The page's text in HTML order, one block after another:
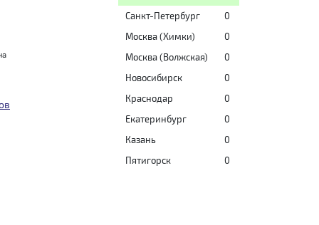
Санкт-Петербург
0
Москва (Химки)
0
Москва (Волжская)
0
Новосибирск
0
Краснодар
0
Екатеринбург
0
Казань
0
Пятигорск
0